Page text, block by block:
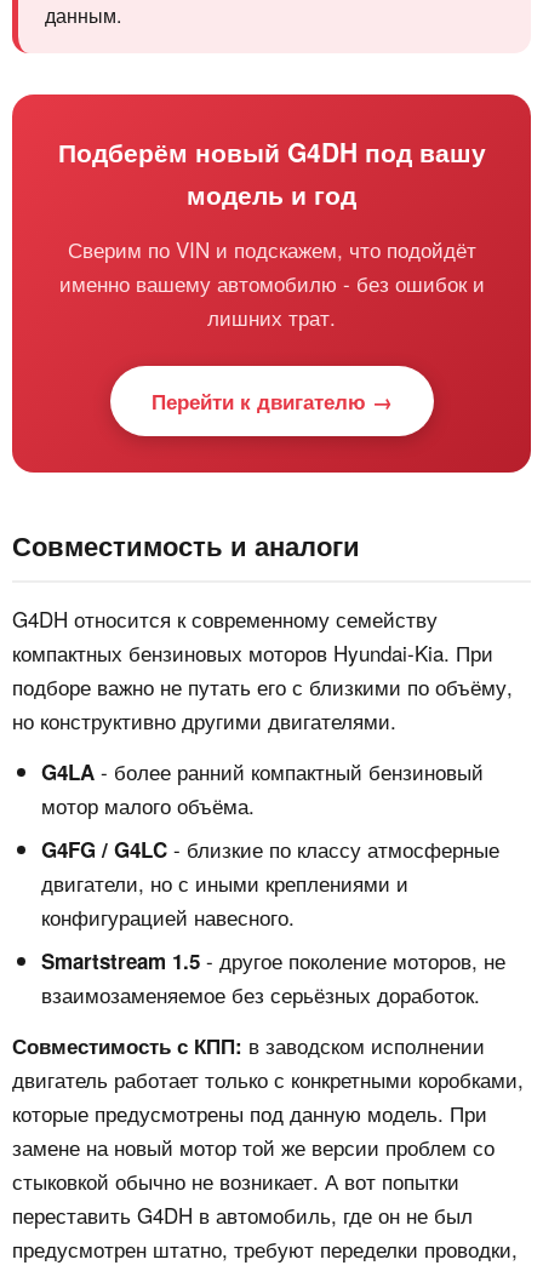
данным.
Подберём новый G4DH под вашу
модель и год
Сверим по VIN и подскажем, что подойдёт
именно вашему автомобилю - без ошибок и
лишних трат.
Перейти к двигателю →
Совместимость и аналоги
G4DH относится к современному семейству
компактных бензиновых моторов Hyundai-Kia. При
подборе важно не путать его с близкими по объёму,
но конструктивно другими двигателями.
G4LA - более ранний компактный бензиновый
мотор малого объёма.
G4FG / G4LC - близкие по классу атмосферные
двигатели, но с иными креплениями и
конфигурацией навесного.
Smartstream 1.5 - другое поколение моторов, не
взаимозаменяемое без серьёзных доработок.
Совместимость с КПП: в заводском исполнении
двигатель работает только с конкретными коробками,
которые предусмотрены под данную модель. При
замене на новый мотор той же версии проблем со
стыковкой обычно не возникает. А вот попытки
переставить G4DH в автомобиль, где он не был
предусмотрен штатно, требуют переделки проводки,